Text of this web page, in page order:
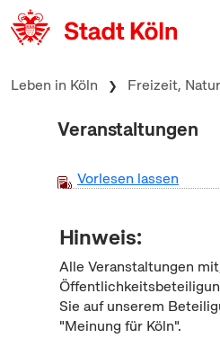
zum Inhalt springen
Leben in Köln Freizeit,
Veranstaltungen
Vorlesen lassen
Hinweis:
Alle Veranstaltungen
Sie auf unserem
"Meinung für Köln".